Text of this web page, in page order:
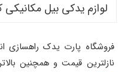
لوازم یدکی بیل مکانیکی
فروشگاه پارت یدک راهسازی
نازلترین قیمت و همچنین